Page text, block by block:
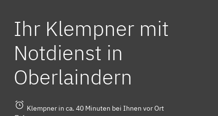
Ihr Klempner mit
Notdienst in
Oberlaindern
Klempner in ca. 40 Minuten bei Ihnen vor Ort